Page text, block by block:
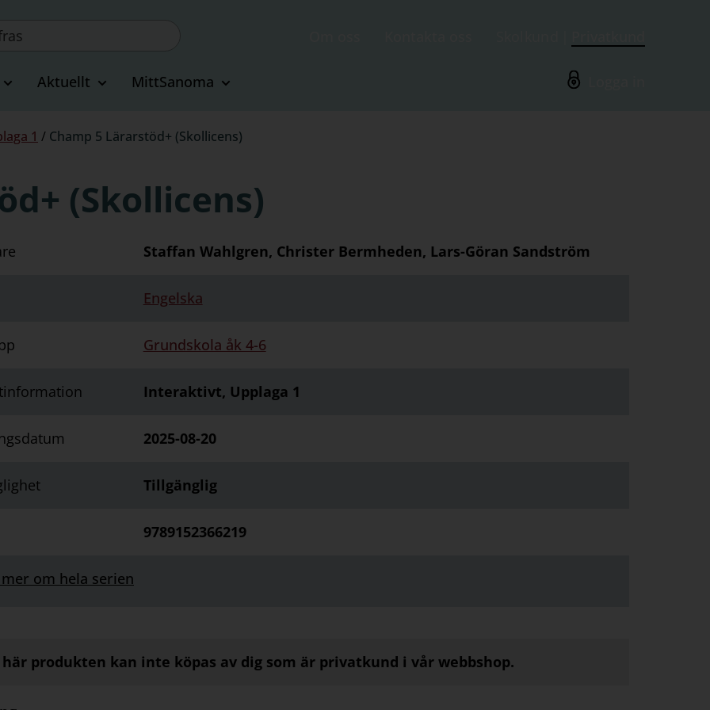
Aktuellt MittSanoma
1 / Champ 5 Lärarstöd+ (Skollicens)
(Skollicens)
Staffan Wahlgren, Christer Bermheden, Lars-Göran Sandström
Engelska
Grundskola åk 4-6
Interaktivt, Upplaga 1
2025-08-20
Tillgänglig
9789152366219
mer om hela serien
här produkten kan inte köpas av dig som är privatkund i vår webbshop.